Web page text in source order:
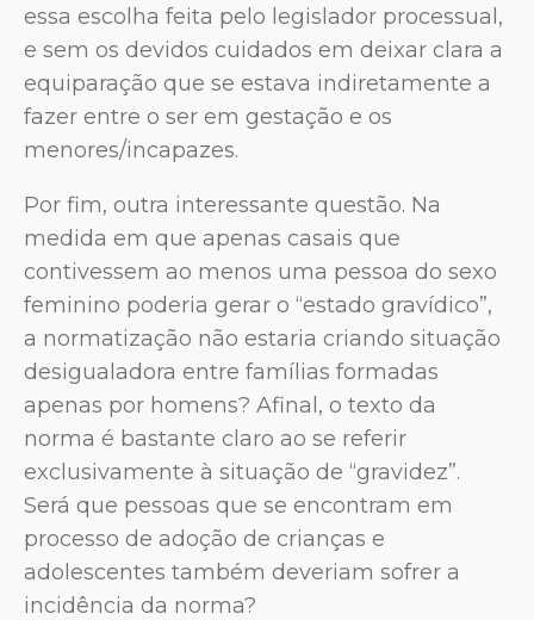
essa escolha feita pelo legislador processual,
e sem os devidos cuidados em deixar clara a
equiparação que se estava indiretamente a
fazer entre o ser em gestação e os
menores/incapazes.
Por fim, outra interessante questão. Na
medida em que apenas casais que
contivessem ao menos uma pessoa do sexo
feminino poderia gerar o “estado gravídico”,
a normatização não estaria criando situação
desigualadora entre famílias formadas
apenas por homens? Afinal, o texto da
norma é bastante claro ao se referir
exclusivamente à situação de “gravidez”.
Será que pessoas que se encontram em
processo de adoção de crianças e
adolescentes também deveriam sofrer a
incidência da norma?